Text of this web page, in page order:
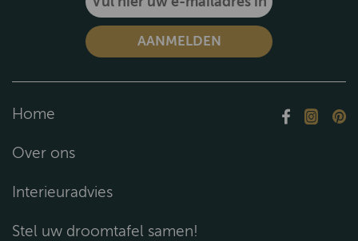
Home
Over ons
Interieuradvies
Stel uw droomtafel samen!